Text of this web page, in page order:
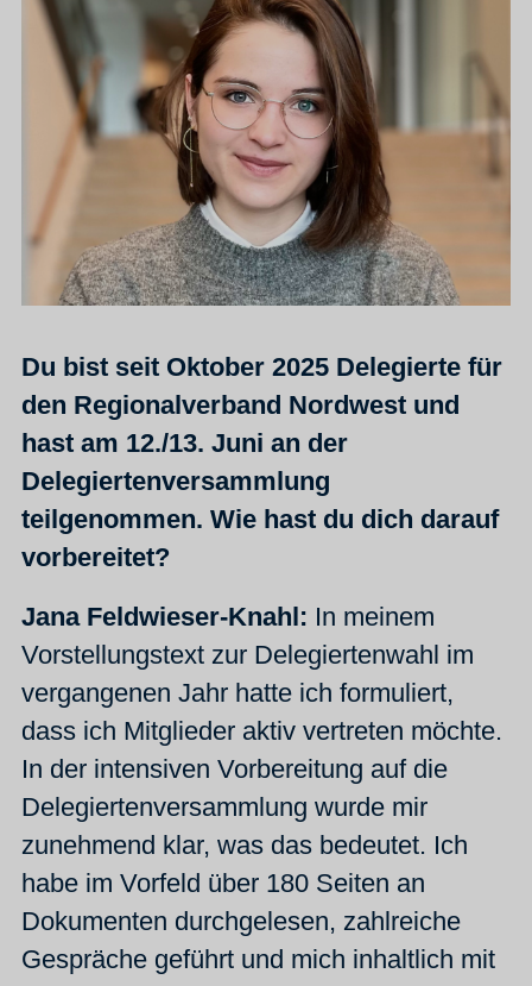
Du bist seit Oktober 2025 Delegierte für
den Regionalverband Nordwest und
hast am 12./13. Juni an der
Delegiertenversammlung
teilgenommen. Wie hast du dich darauf
vorbereitet?
Jana Feldwieser-Knahl: In meinem
Vorstellungstext zur Delegiertenwahl im
vergangenen Jahr hatte ich formuliert,
dass ich Mitglieder aktiv vertreten möchte.
In der intensiven Vorbereitung auf die
Delegiertenversammlung wurde mir
zunehmend klar, was das bedeutet. Ich
habe im Vorfeld über 180 Seiten an
Dokumenten durchgelesen, zahlreiche
Gespräche geführt und mich inhaltlich mit